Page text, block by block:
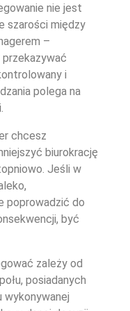
nie jest
szarości między
–
i
polega na
chcesz
biurokrację
Jeśli w
poprowadzić do
być
zależy od
posiadanych
wykonywanej